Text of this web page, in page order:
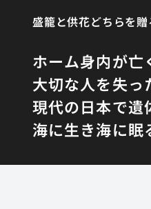
盛籠と供花どちらを
ホーム身内が亡
大切な人を失っ
現代の日本で遺
海に生き海に眠